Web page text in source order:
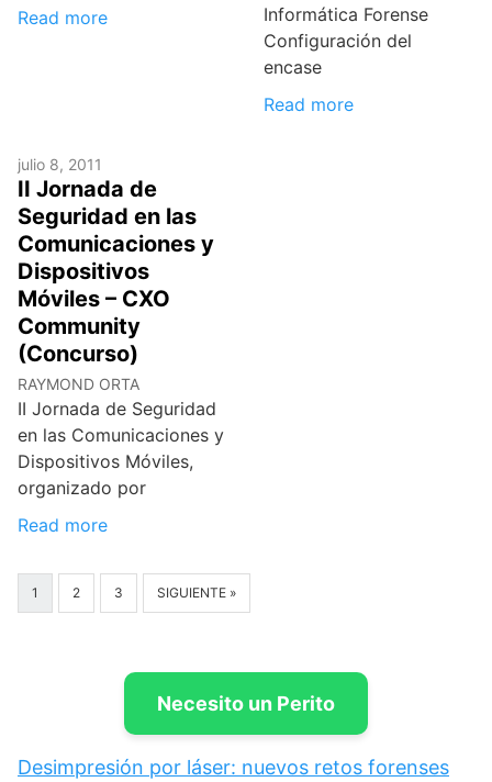
Read more
Informática Forense
Configuración del
encase
Read more
julio 8, 2011
II Jornada de
Seguridad en las
Comunicaciones y
Dispositivos
Móviles – CXO
Community
(Concurso)
RAYMOND ORTA
II Jornada de Seguridad
en las Comunicaciones y
Dispositivos Móviles,
organizado por
Read more
1 2 3 SIGUIENTE »
Necesito un Perito
Desimpresión por láser: nuevos retos forenses